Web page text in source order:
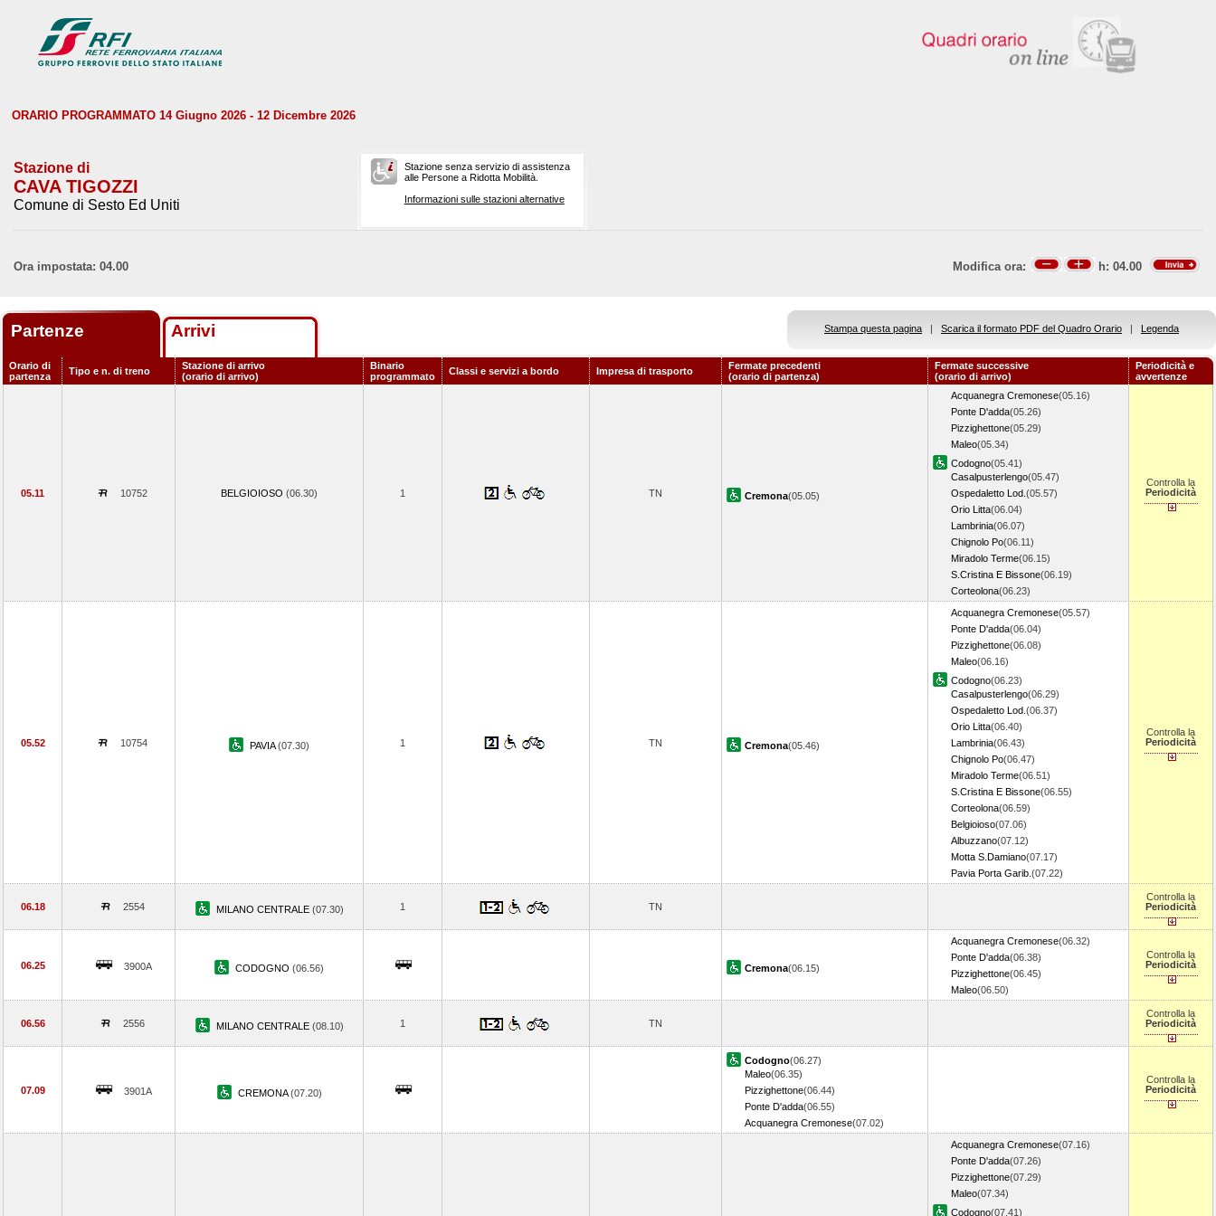
ORARIO PROGRAMMATO 14 Giugno 2026 - 12 Dicembre 2026
Stazione di
CAVA TIGOZZI
Comune di Sesto Ed Uniti
Stazione senza servizio di assistenza
alle Persone a Ridotta Mobilità.
Informazioni sulle stazioni alternative
Ora impostata: 04.00 Modifica ora: h: 04.00
Partenze Arrivi Stampa questa pagina | Scarica il formato PDF del Quadro Orario | Legenda
Orario di
partenza
Tipo e n. di treno
Stazione di arrivo
(orario di arrivo)
Binario
programmato
Classi e servizi a bordo Impresa di trasporto
Fermate precedenti
(orario di partenza)
Fermate successive
(orario di arrivo)
Periodicità e
avvertenze
05.11 10752 BELGIOIOSO (06.30) 1 TN Cremona(05.05)
Acquanegra Cremonese(05.16)
Ponte D'adda(05.26)
Pizzighettone(05.29)
Maleo(05.34)
Codogno(05.41)
Casalpusterlengo(05.47)
Ospedaletto Lod. (05.57)
Orio Litta(06.04)
Lambrinia(06.07)
Chignolo Po(06.11)
Miradolo Terme(06.15)
S.Cristina E Bissone(06.19)
Corteolona(06.23)
Controlla la
Periodicità
05.52 10754 PAVIA(07.30) 1 TN Cremona(05.46)
Acquanegra Cremonese(05.57)
Ponte D'adda(06.04)
Pizzighettone(06.08)
Maleo(06.16)
Codogno(06.23)
Casalpusterlengo(06.29)
Ospedaletto Lod. (06.37)
Orio Litta(06.40)
Lambrinia(06.43)
Chignolo Po(06.47)
Miradolo Terme(06.51)
S.Cristina E Bissone(06.55)
Corteolona(06.59)
Belgioioso(07.06)
Albuzzano(07.12)
Motta S.Damiano(07.17)
Pavia Porta Garib. (07.22)
Controlla la
Periodicità
06.18 2554 MILANO CENTRALE (07.30) 1 TN
Controlla la
Periodicità
06.25 3900A CODOGNO (06.56) Cremona(06.15)
Acquanegra Cremonese(06.32)
Ponte D'adda(06.38)
Pizzighettone(06.45)
Maleo(06.50)
Controlla la
Periodicità
06.56 2556 MILANO CENTRALE (08.10) 1 TN
Controlla la
Periodicità
07.09 3901A CREMONA(07.20)
Codogno(06.27)
Maleo(06.35)
Pizzighettone(06.44)
Ponte D'adda(06.55)
Acquanegra Cremonese(07.02)
Controlla la
Periodicità
Acquanegra Cremonese(07.16)
Ponte D'adda(07.26)
Pizzighettone(07.29)
Maleo(07.34)
Codogno(07.41)